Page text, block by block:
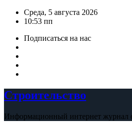
ПерейтиСреда, 5 августа 2026
10:53 пп
Подписаться на нас
Строительство
Информационный интернет журнал о